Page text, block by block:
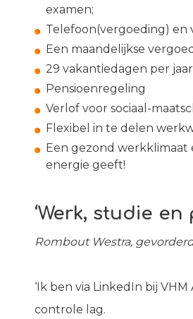
examen;
Telefoon(vergoeding)
Een maandelijkse
29 vakantiedagen per
Pensioenregeling
Verlof voor sociaal-
Flexibel in te delen
Een gezond werkklimaat
energie geeft!
‘Werk, studie
Rombout Westra,
‘Ik ben via LinkedIn bij
controle lag.